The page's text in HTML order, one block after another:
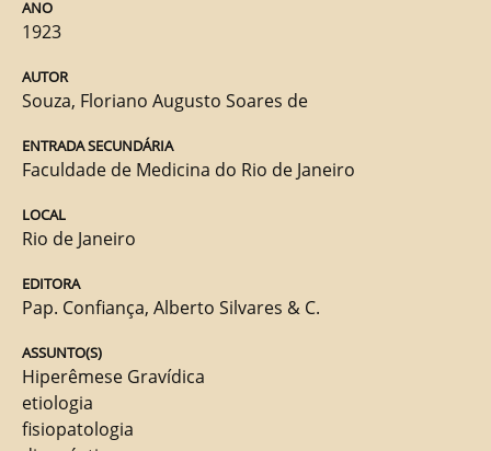
ANO
1923
AUTOR
Souza, Floriano Augusto Soares de
ENTRADA SECUNDÁRIA
Faculdade de Medicina do Rio de Janeiro
LOCAL
Rio de Janeiro
EDITORA
Pap. Confiança, Alberto Silvares & C.
ASSUNTO(S)
Hiperêmese Gravídica
etiologia
fisiopatologia